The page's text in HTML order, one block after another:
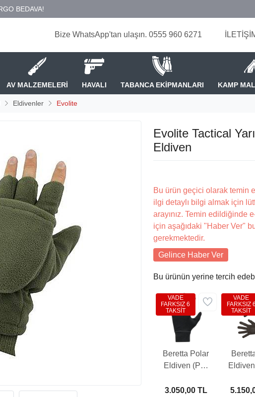
Bize WhatsApp'tan ulaşın. 0555 960 6271
AV MALZEMELERİ HAVALI TABANCA EKİPMANLARI KAMP
Eldivenler Evolite
Evolite Tactical
Eldiven
Bu ürün geçici olarak temin
ilgi detaylı bilgi almak için
arayınız. Temin edildiğinde
için aşağıdaki "Haber Ver"
gerekmektedir.
Gelince Haber Ver
Bu ürünün yerine tercih
Beretta Polar
Eldiven (PB-
3.050,00 TL
VADE
FARKSIZ 6
TAKSİT
VADE
FARKSIZ 6
TAKSİT